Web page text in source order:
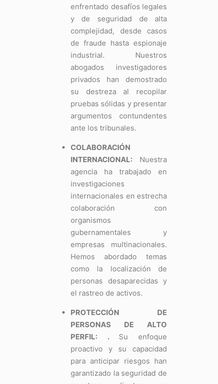
enfrentado desafíos legales
y de seguridad de alta
complejidad, desde casos
de fraude hasta espionaje
industrial. Nuestros
abogados investigadores
privados han demostrado
su destreza al recopilar
pruebas sólidas y presentar
argumentos contundentes
ante los tribunales.
COLABORACIÓN
INTERNACIONAL:Nuestra
agencia ha trabajado en
investigaciones
internacionales en estrecha
colaboración con
organismos
gubernamentales y
empresas multinacionales.
Hemos abordado temas
como la localización de
personas desaparecidas y
el rastreo de activos.
PROTECCIÓN DE
PERSONAS DE ALTO
PERFIL:
. Su enfoque
proactivo y su capacidad
para anticipar riesgos han
garantizado la seguridad de